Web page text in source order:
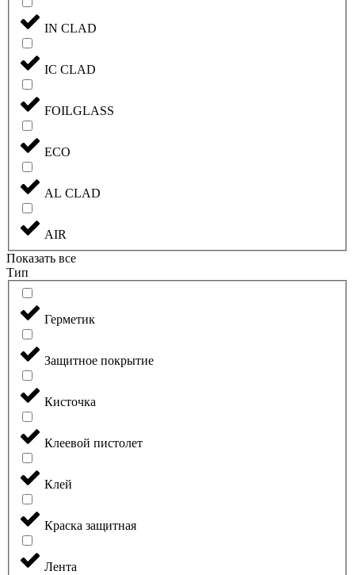
IN CLAD
IC CLAD
FOILGLASS
ECO
AL CLAD
AIR
Показать все
Тип
Герметик
Защитное покрытие
Кисточка
Клеевой пистолет
Клей
Краска защитная
Лента